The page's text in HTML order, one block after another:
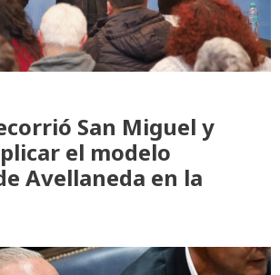
San Miguel y
el modelo
Avellaneda en la